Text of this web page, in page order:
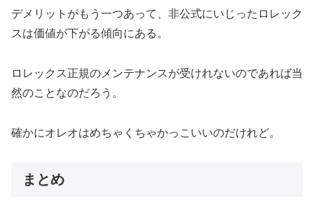
デメリットがもう一つあって、非公式にいじったロレック
スは価値が下がる傾向にある。
ロレックス正規のメンテナンスが受けれないのであれば当
然のことなのだろう。
確かにオレオはめちゃくちゃかっこいいのだけれど。
まとめ